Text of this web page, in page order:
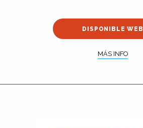
DISPONIBLE WEB
MÁS INFO